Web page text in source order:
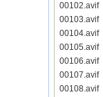
00102.avif
00103.avif
00104.avif
00105.avif
00106.avif
00107.avif
00108.avif